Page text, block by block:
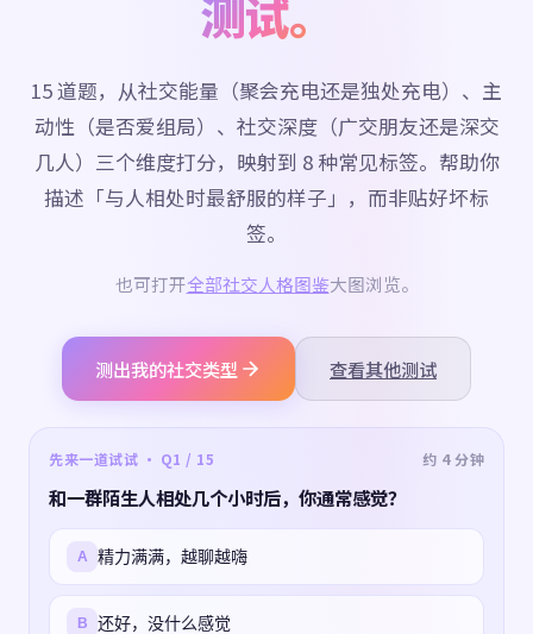
测试。
15 道题，从社交能量（聚会充电还是独处充电）、主
动性（是否爱组局）、社交深度（广交朋友还是深交
几人）三个维度打分，映射到 8 种常见标签。帮助你
描述「与人相处时最舒服的样子」，而非贴好坏标
签。
也可打开全部社交人格图鉴大图浏览。
测出我的社交类型 查看其他测试
先来一道试试 · Q1 / 15 约 4 分钟
和一群陌生人相处几个小时后，你通常感觉？
A 精力满满，越聊越嗨
B 还好，没什么感觉